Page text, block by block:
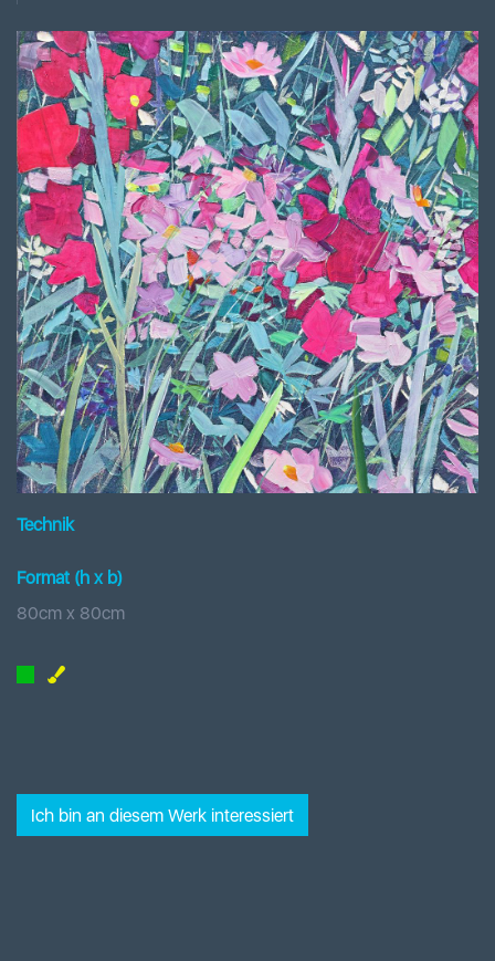
Technik
Format (h x b)
80cm x 80cm
Ich bin an diesem Werk interessiert